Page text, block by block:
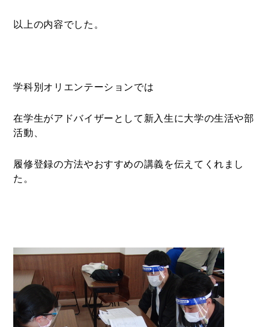
以上の内容でした。
学科別オリエンテーションでは
在学生がアドバイザーとして新入生に大学の生活や部
活動、
履修登録の方法やおすすめの講義を伝えてくれまし
た。